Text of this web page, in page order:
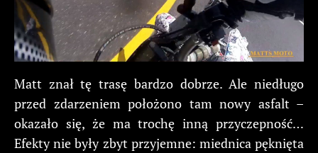
Matt znał tę trasę bardzo dobrze. Ale niedługo
przed zdarzeniem położono tam nowy asfalt –
okazało się, że ma trochę inną przyczepność…
Efekty nie były zbyt przyjemne: miednica pęknięta